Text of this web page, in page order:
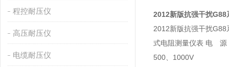
程控耐压仪
高压耐压仪
电缆耐压仪
2012新版抗强干扰G88
2012新版抗强干扰
式电阻测量仪表 电 源
500、1000V